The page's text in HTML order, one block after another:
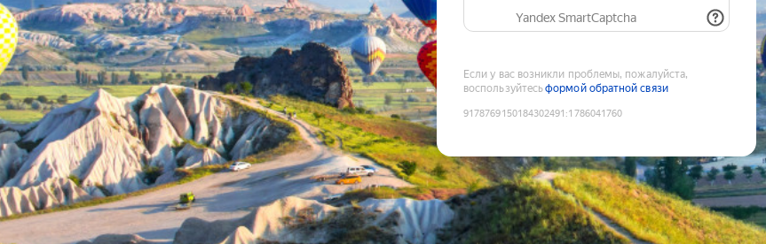
Yandex SmartCaptcha
Если у вас возникли проблемы, пожалуйста,
воспользуйтесьформой обратной связи
9178769150184302491 :1786041760